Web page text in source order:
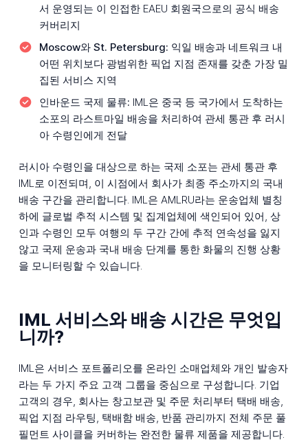
서 운영되는 이 인접한 EAEU 회원국으로의 공식 배송
커버리지
Moscow와 St. Petersburg: 익일 배송과 네트워크 내
어떤 위치보다 광범위한 픽업 지점 존재를 갖춘 가장 밀
집된 서비스 지역
인바운드 국제 물류: IML은 중국 등 국가에서 도착하는
소포의 라스트마일 배송을 처리하여 관세 통관 후 러시
아 수령인에게 전달
러시아 수령인을 대상으로 하는 국제 소포는 관세 통관 후
IML로 이전되며, 이 시점에서 회사가 최종 주소까지의 국내
배송 구간을 관리합니다. IML은 AMLRU라는 운송업체 별칭
하에 글로벌 추적 시스템 및 집계업체에 색인되어 있어, 상
인과 수령인 모두 여행의 두 구간 간에 추적 연속성을 잃지
않고 국제 운송과 국내 배송 단계를 통한 화물의 진행 상황
을 모니터링할 수 있습니다.
IML 서비스와 배송 시간은 무엇입
니까?
IML은 서비스 포트폴리오를 온라인 소매업체와 개인 발송자
라는 두 가지 주요 고객 그룹을 중심으로 구성합니다. 기업
고객의 경우, 회사는 창고보관 및 주문 처리부터 택배 배송,
픽업 지점 라우팅, 택배함 배송, 반품 관리까지 전체 주문 풀
필먼트 사이클을 커버하는 완전한 물류 제품을 제공합니다.